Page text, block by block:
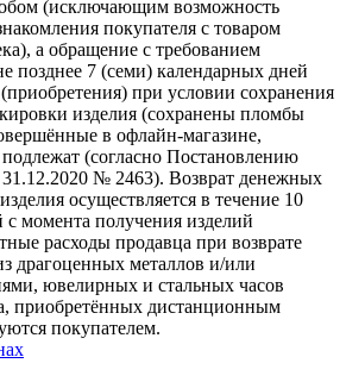
(исключающим возможность
покупателя с товаром
а обращение с требованием
позднее 7 (семи) календарных дней
при условии сохранения
изделия (сохранены пломбы
в офлайн-магазине,
(согласно Постановлению
№ 2463). Возврат денежных
осуществляется в течение 10
с момента получения изделий
расходы продавца при возврате
драгоценных металлов и/или
ювелирных и стальных часов
приобретённых дистанционным
покупателем.